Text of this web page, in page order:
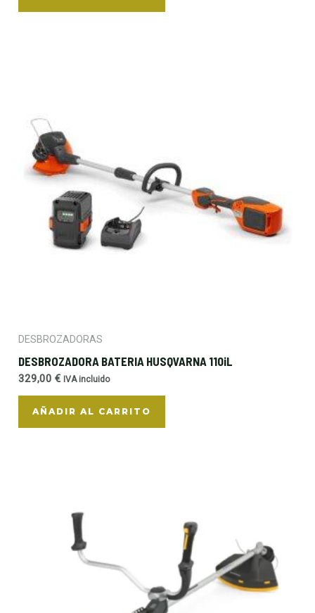
DESBROZADORAS
DESBROZADORA BATERIA HUSQVARNA 110iL
329,00€ IVA incluido
AÑADIR AL CARRITO